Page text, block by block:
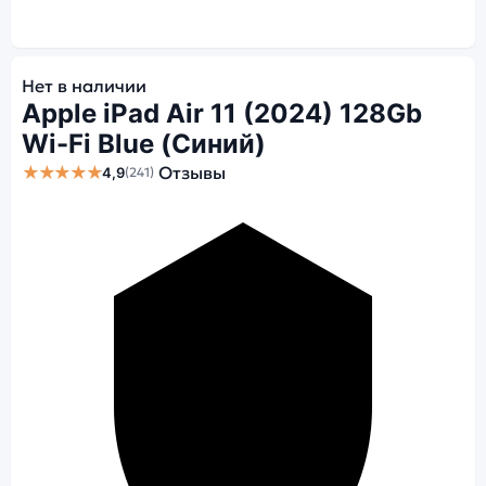
Нет в наличии
Apple iPad Air 11 (2024) 128Gb
Wi-Fi Blue (Синий)
★★★★★4,9(241) Отзывы